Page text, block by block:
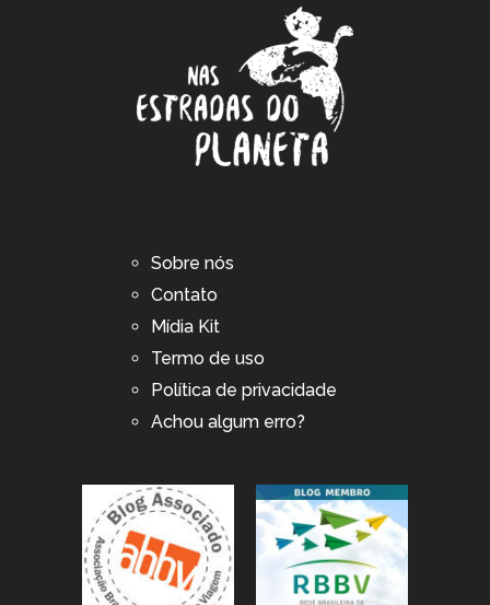
Sobre nós
Contato
Mídia Kit
Termo de uso
Política de privacidade
Achou algum erro?